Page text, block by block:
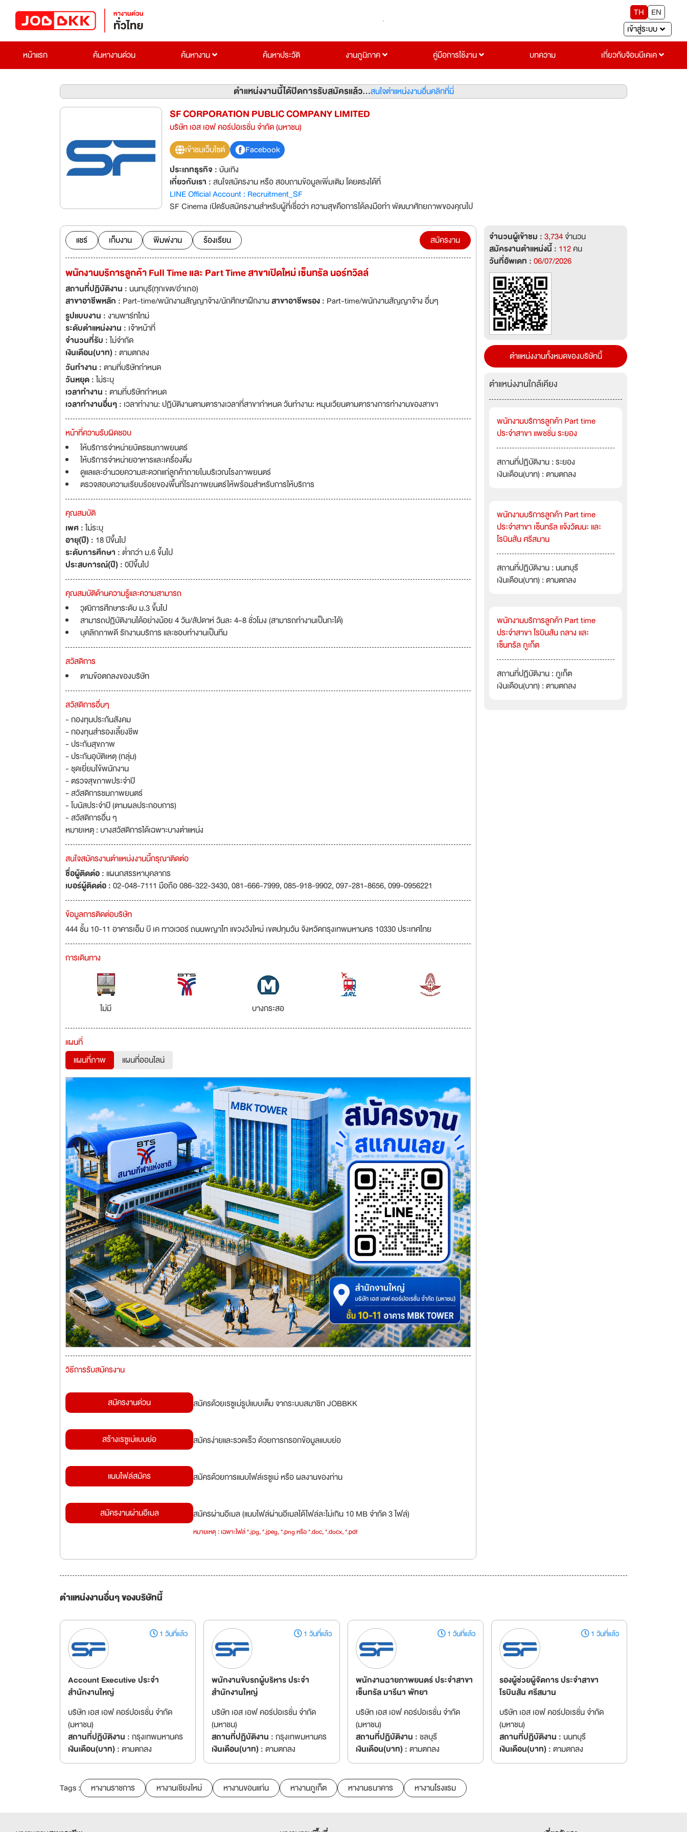
TH
EN
เข้าสู่ระบบ
หน้าแรก
ค้นหางานด่วน ค้นหางาน ค้นหาประวัติ งานภูมิภาค คู่มือการใช้งาน บทความ เกี่ยวกับจ๊อบบีเคเค
ตำแหน่งงานนี้ได้ปิดการรับสมัครแล้ว...สนใจตำแหน่งงานอื่นคลิกที่นี่
SF CORPORATION PUBLIC COMPANY LIMITED
บริษัท เอส เอฟ คอร์ปอเรชั่น จำกัด (มหาชน)
เข้าชมเว็บไซต์
Facebook
ประเภทธุรกิจ :บันเทิง
เกี่ยวกับเรา :สนใจสมัครงาน หรือ สอบถามข้อมูลเพิ่มเติม โดยตรงได้ที่
LINE Official Account : Recruitment_SF
SF Cinema เปิดรับสมัครงานสำหรับผู้ที่เชื่อว่า ความสุขคือการได้ลงมือทำ พัฒนาศักยภาพของคุณไป
แชร์
เก็บงาน พิมพ์งาน ร้องเรียน สมัครงาน
พนักงานบริการลูกค้า Full Time และ Part Time สาขาเปิดใหม่ เซ็นทรัล นอร์ทวิลล์
สถานที่ปฏิบัติงาน : นนทบุรี(ทุกเขต/อำเภอ)
สาขาอาชีพหลัก : Part-time/พนักงานสัญญาจ้าง/นักศึกษาฝึกงานสาขาอาชีพรอง : Part-time/พนักงานสัญญาจ้าง อื่นๆ
รูปแบบงาน :งานพาร์ทไทม์
ระดับตำแหน่งงาน : เจ้าหน้าที่
จำนวนที่รับ :ไม่จำกัด
เงินเดือน(บาท) :ตามตกลง
วันทำงาน :ตามที่บริษัทกำหนด
วันหยุด :ไม่ระบุ
เวลาทำงาน :ตามที่บริษัทกำหนด
เวลาทำงานอื่นๆ : เวลาทำงาน: ปฏิบัติงานตามตารางเวลาที่สาขากำหนด วันทำงาน: หมุนเวียนตามตารางการทำงานของสาขา
หน้าที่ความรับผิดชอบ
ให้บริการจำหน่ายบัตรชมภาพยนตร์
ให้บริการจำหน่ายอาหารและเครื่องดื่ม
ดูแลและอำนวยความสะดวกแก่ลูกค้าภายในบริเวณโรงภาพยนตร์
ตรวจสอบความเรียบร้อยของพื้นที่โรงภาพยนตร์ให้พร้อมสำหรับการให้บริการ
คุณสมบัติ
เพศ :ไม่ระบุ
อายุ(ปี) : 18 ปีขึ้นไป
ระดับการศึกษา :ต่ำกว่า ม.6 ขึ้นไป
ประสบการณ์(ปี) :0ปีขึ้นไป
คุณสมบัติด้านความรู้และความสามารถ
วุฒิการศึกษาระดับ ม.3 ขึ้นไป
สามารถปฏิบัติงานได้อย่างน้อย 4 วัน/สัปดาห์ วันละ 4–8 ชั่วโมง (สามารถทำงานเป็นกะได้)
บุคลิกภาพดี รักงานบริการ และชอบทำงานเป็นทีม
สวัสดิการ
ตามข้อตกลงของบริษัท
สวัสดิการอื่นๆ
- กองทุนประกันสังคม
- กองทุนสำรองเลี้ยงชีพ
- ประกันสุขภาพ
- ประกันอุบัติเหตุ (กลุ่ม)
- ชุดเยี่ยมไข้พนักงาน
- ตรวจสุขภาพประจำปี
- สวัสดิการชมภาพยนตร์
- โบนัสประจำปี (ตามผลประกอบการ)
- สวัสดิการอื่น ๆ
หมายเหตุ : บางสวัสดิการได้เฉพาะบางตำแหน่ง
สนใจสมัครงานตำแหน่งงานนี้กรุณาติดต่อ
ชื่อผู้ติดต่อ :แผนกสรรหาบุคลากร
เบอร์ผู้ติดต่อ :02-048-7111 มือถือ 086-322-3430, 081-666-7999, 085-918-9902, 097-281-8656, 099-0956221
ข้อมูลการติดต่อบริษัท
444 ชั้น 10-11 อาคารเอ็ม บี เค ทาวเวอร์ ถนนพญาไท แขวงวังใหม่ เขตปทุมวัน จังหวัดกรุงเทพมหานคร 10330 ประเทศไทย
การเดินทาง
ไม่มี บางกระสอ
แผนที่
แผนที่ภาพ
แผนที่ออนไลน์
วิธีการรับสมัครงาน
สมัครงานด่วน สมัครด้วยเรซูเม่รูปแบบเต็ม จากระบบสมาชิก JOBBKK
สร้างเรซูเม่แบบย่อ สมัครง่ายและรวดเร็ว ด้วยการกรอกข้อมูลแบบย่อ
แนบไฟล์สมัคร สมัครด้วยการแนบไฟล์เรซูเม่ หรือ ผลงานของท่าน
สมัครงานผ่านอีเมล สมัครผ่านอีเมล (แนบไฟล์ผ่านอีเมลได้ไฟล์ละไม่เกิน 10 MB จำกัด 3 ไฟล์)
หมายเหตุ : เฉพาะไฟล์ *.jpg, *.jpeg, *.png หรือ *.doc, *.docx, *.pdf
จำนวนผู้เข้าชม :3,734จำนวน
สมัครงานตำแหน่งนี้ : 112คน
วันที่อัพเดท :06/07/2026
ตำแหน่งงานทั้งหมดของบริษัทนี้
ตำแหน่งงานใกล้เคียง
พนักงานบริการลูกค้า Part time
ประจำสาขา แพชชั่น ระยอง
สถานที่ปฏิบัติงาน : ระยอง
เงินเดือน(บาท) : ตามตกลง
พนักงานบริการลูกค้า Part time
ประจำสาขา เซ็นทรัล แจ้งวัฒนะ และ
โรบินสัน ศรีสมาน
สถานที่ปฏิบัติงาน : นนทบุรี
เงินเดือน(บาท) : ตามตกลง
พนักงานบริการลูกค้า Part time
ประจำสาขา โรบินสัน ถลาง และ
เซ็นทรัล ภูเก็ต
สถานที่ปฏิบัติงาน : ภูเก็ต
เงินเดือน(บาท) : ตามตกลง
ตำแหน่งงานอื่นๆ ของบริษัทนี้
1 วันที่แล้ว
Account Executive ประจำ
สำนักงานใหญ่
บริษัท เอส เอฟ คอร์ปอเรชั่น จำกัด
(มหาชน)
สถานที่ปฏิบัติงาน :กรุงเทพมหานคร
เงินเดือน(บาท) :ตามตกลง
1 วันที่แล้ว
พนักงานขับรถผู้บริหาร ประจำ
สำนักงานใหญ่
บริษัท เอส เอฟ คอร์ปอเรชั่น จำกัด
(มหาชน)
สถานที่ปฏิบัติงาน :กรุงเทพมหานคร
เงินเดือน(บาท) :ตามตกลง
1 วันที่แล้ว
พนักงานฉายภาพยนตร์ ประจำสาขา
เซ็นทรัล มารีนา พัทยา
บริษัท เอส เอฟ คอร์ปอเรชั่น จำกัด
(มหาชน)
สถานที่ปฏิบัติงาน :ชลบุรี
เงินเดือน(บาท) :ตามตกลง
1 วันที่แล้ว
รองผู้ช่วยผู้จัดการ ประจำสาขา
โรบินสัน ศรีสมาน
บริษัท เอส เอฟ คอร์ปอเรชั่น จำกัด
(มหาชน)
สถานที่ปฏิบัติงาน : นนทบุรี
เงินเดือน(บาท) :ตามตกลง
Tags : หางานราชการ หางานเชียงใหม่ หางานขอนแก่น หางานภูเก็ต หางานธนาคาร หางานโรงแรม